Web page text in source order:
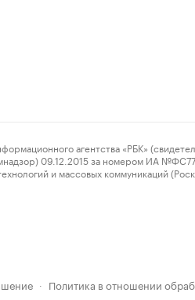
агентства «РБК»
09.12.2015 за номером ИА
и массовых коммуникаций
· Политика в отношении